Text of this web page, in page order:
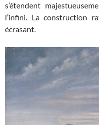
s’étendent
l’infini. La construction
écrasant.